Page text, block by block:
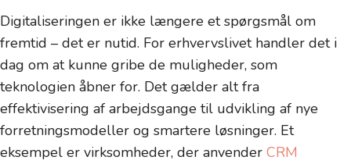
Digitaliseringen er ikke længere et spørgsmål om
fremtid – det er nutid. For erhvervslivet handler det i
dag om at kunne gribe de muligheder, som
teknologien åbner for. Det gælder alt fra
effektivisering af arbejdsgange til udvikling af nye
forretningsmodeller og smartere løsninger. Et
eksempel er virksomheder, der anvender CRM